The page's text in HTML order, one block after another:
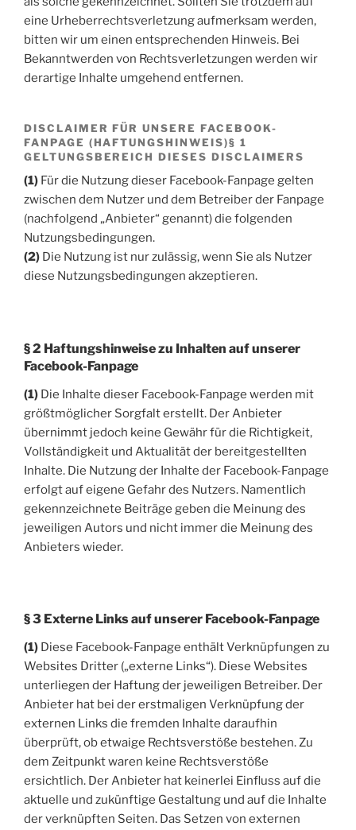
eine Urheberrechtsverletzung aufmerksam werden,
bitten wir um einen entsprechenden Hinweis. Bei
Bekanntwerden von Rechtsverletzungen werden wir
derartige Inhalte umgehend entfernen.
DISCLAIMER FÜR UNSERE FACEBOOK-
FANPAGE (HAFTUNGSHINWEIS)§ 1
GELTUNGSBEREICH DIESES DISCLAIMERS
(1) Für die Nutzung dieser Facebook-Fanpage gelten
zwischen dem Nutzer und dem Betreiber der Fanpage
(nachfolgend „Anbieter“ genannt) die folgenden
Nutzungsbedingungen.
(2) Die Nutzung ist nur zulässig, wenn Sie als Nutzer
diese Nutzungsbedingungen akzeptieren.
§ 2 Haftungshinweise zu Inhalten auf unserer
Facebook-Fanpage
(1) Die Inhalte dieser Facebook-Fanpage werden mit
größtmöglicher Sorgfalt erstellt. Der Anbieter
übernimmt jedoch keine Gewähr für die Richtigkeit,
Vollständigkeit und Aktualität der bereitgestellten
Inhalte. Die Nutzung der Inhalte der Facebook-Fanpage
erfolgt auf eigene Gefahr des Nutzers. Namentlich
gekennzeichnete Beiträge geben die Meinung des
jeweiligen Autors und nicht immer die Meinung des
Anbieters wieder.
§ 3 Externe Links auf unserer Facebook-Fanpage
(1) Diese Facebook-Fanpage enthält Verknüpfungen zu
Websites Dritter („externe Links“). Diese Websites
unterliegen der Haftung der jeweiligen Betreiber. Der
Anbieter hat bei der erstmaligen Verknüpfung der
externen Links die fremden Inhalte daraufhin
überprüft, ob etwaige Rechtsverstöße bestehen. Zu
dem Zeitpunkt waren keine Rechtsverstöße
ersichtlich. Der Anbieter hat keinerlei Einfluss auf die
aktuelle und zukünftige Gestaltung und auf die Inhalte
der verknüpften Seiten. Das Setzen von externen